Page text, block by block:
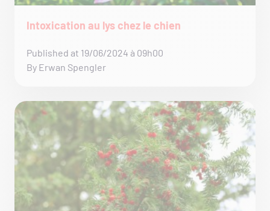
Intoxication au lys chez le chien
Published at 19/06/2024 à 09h00
By Erwan Spengler